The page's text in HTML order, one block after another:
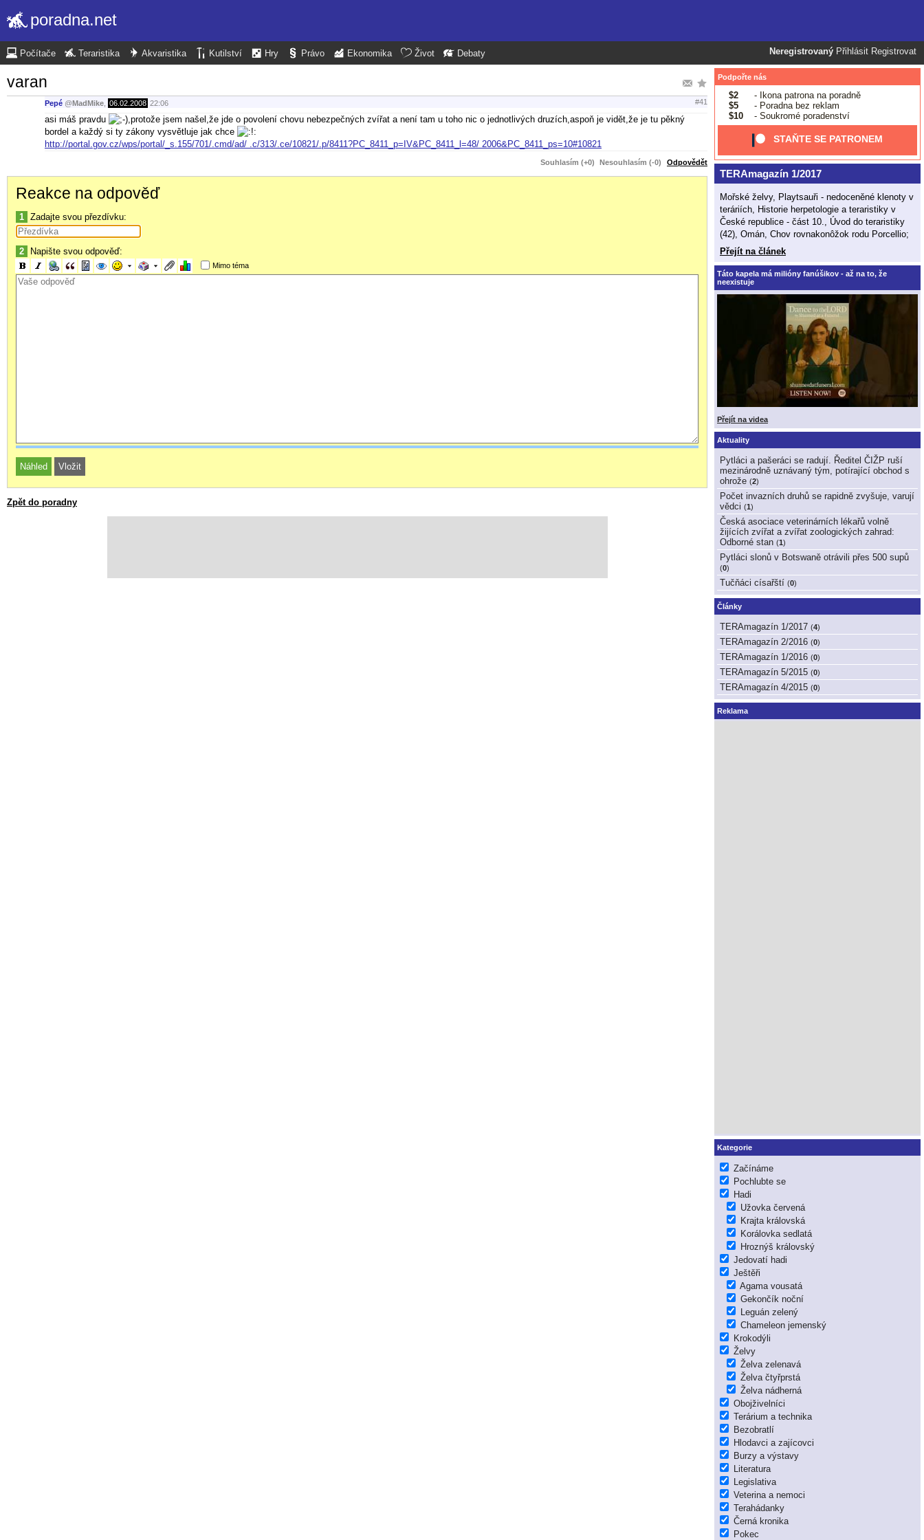
poradna.net
Neregistrovaný Přihlásit Registrovat
Počítače Teraristika Akvaristika Kutilství Hry Právo Ekonomika Život Debaty
varan
Pepé @MadMike 06.02.2008 22:06 #41
asi máš pravdu
,protože jsem našel,že jde o povolení chovu nebezpečných zvířat a není tam u toho nic o jednotlivých druzích,aspoň je vidět,že je tu pěkný
bordel a každý si ty zákony vysvětluje jak chce
http://portal.gov.cz/wps/portal/_s.155/701/.cmd/ad/ .c/313/.ce/10821/.p/8411?PC_8411_p=IV&PC_8411_l=48/ 2006&PC_8411_ps=10#10821
Souhlasím (+0) Nesouhlasím (-0) Odpovědět
Reakce na odpověď
1 Zadajte svou přezdívku:
2 Napište svou odpověď:
Mimo téma
Zpět do poradny
Podpořte nás
$2
- Ikona patrona na poradně
$5
- Poradna bez reklam
$10
- Soukromé poradenství
STAŇTE SE PATRONEM
TERAmagazín 1/2017
Mořské želvy, Playtsauři - nedoceněné klenoty v
teráriích, Historie herpetologie a teraristiky v
České republice - část 10., Úvod do teraristiky
(42), Omán, Chov rovnakonôžok rodu Porcellio;
Přejít na článek
Táto kapela má milióny fanúšikov - až na to, že
neexistuje
Přejít na videa
Aktuality
Pytláci a pašeráci se radují. Ředitel ČIŽP ruší
mezinárodně uznávaný tým, potírající obchod s
ohrože (2)
Počet invazních druhů se rapidně zvyšuje, varují
vědci (1)
Česká asociace veterinárních lékařů volně
žijících zvířat a zvířat zoologických zahrad:
Odborné stan (1)
Pytláci slonů v Botswaně otrávili přes 500 supů
(0)
Tučňáci císařští (0)
Články
TERAmagazín 1/2017 (4)
TERAmagazín 2/2016 (0)
TERAmagazín 1/2016 (0)
TERAmagazín 5/2015 (0)
TERAmagazín 4/2015 (0)
Reklama
Kategorie
Začínáme
Pochlubte se
Hadi
Užovka červená
Krajta královská
Korálovka sedlatá
Hroznýš královský
Jedovatí hadi
Ještěři
Agama vousatá
Gekončík noční
Leguán zelený
Chameleon jemenský
Krokodýli
Želvy
Želva zelenavá
Želva čtyřprstá
Želva nádherná
Obojživelníci
Terárium a technika
Bezobratlí
Hlodavci a zajícovci
Burzy a výstavy
Literatura
Legislativa
Veterina a nemoci
Terahádanky
Černá kronika
Pokec